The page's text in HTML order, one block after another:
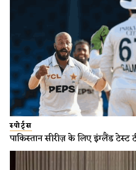
स्पोर्ट्स
पाकिस्तान सीरीज़ के लिए इंग्लैंड टेस्ट